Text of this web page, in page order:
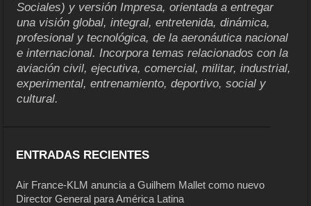
Sociales) y versión Impresa, orientada a entregar
una visión global, integral, entretenida, dinámica,
profesional y tecnológica, de la aeronáutica nacional
e internacional. Incorpora temas relacionados con la
aviación civil, ejecutiva, comercial, militar, industrial,
experimental, entrenamiento, deportivo, social y
cultural.
ENTRADAS RECIENTES
Air France-KLM anuncia a Guilhem Mallet como nuevo
Director General para América Latina